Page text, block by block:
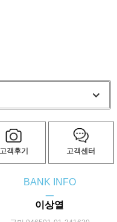
고객후기 고객센터
BANK INFO
ㅡ
이상열